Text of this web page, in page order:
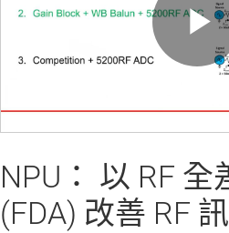
NPU： 以 RF
(FDA) 改善 RF